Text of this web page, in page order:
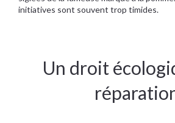
initiatives sont souvent trop timides.
Un droit